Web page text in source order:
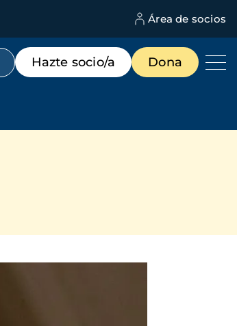
Área de socios
Menú
de
destacados
Hazte socio/a Dona